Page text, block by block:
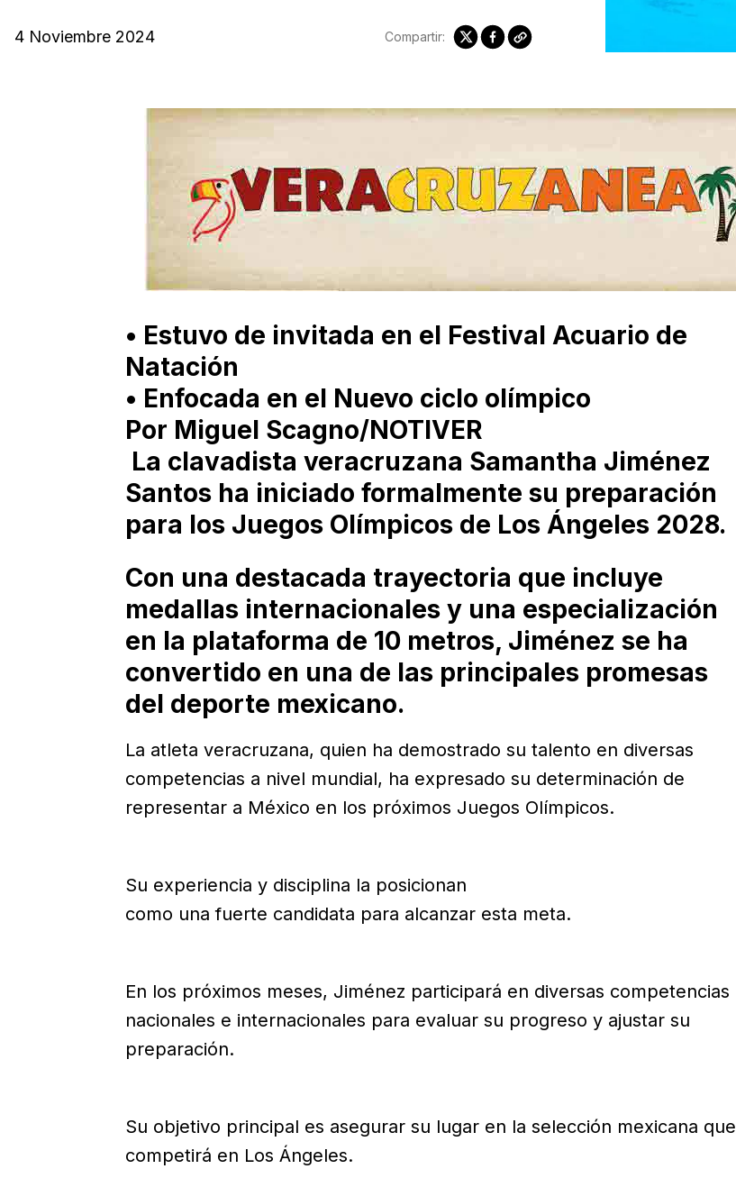
4 Noviembre 2024 Compartir:
• Estuvo de invitada en el Festival Acuario de
Natación
• Enfocada en el Nuevo ciclo olímpico
Por Miguel Scagno/NOTIVER
La clavadista veracruzana Samantha Jiménez
Santos ha iniciado formalmente su preparación
para los Juegos Olímpicos de Los Ángeles 2028.
Con una destacada trayectoria que incluye
medallas internacionales y una especialización
en la plataforma de 10 metros, Jiménez se ha
convertido en una de las principales promesas
del deporte mexicano.
La atleta veracruzana, quien ha demostrado su talento en diversas
competencias a nivel mundial, ha expresado su determinación de
representar a México en los próximos Juegos Olímpicos.
Su experiencia y disciplina la posicionan
como una fuerte candidata para alcanzar esta meta.
En los próximos meses, Jiménez participará en diversas competencias
nacionales e internacionales para evaluar su progreso y ajustar su
preparación.
Su objetivo principal es asegurar su lugar en la selección mexicana que
competirá en Los Ángeles.